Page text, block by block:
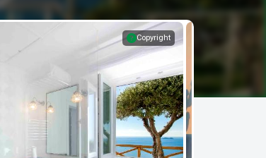
Copyright